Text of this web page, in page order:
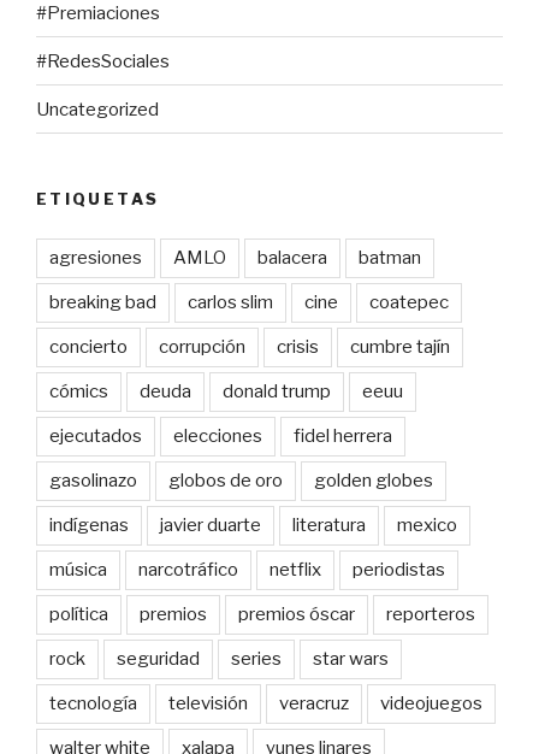
#Premiaciones
#RedesSociales
Uncategorized
ETIQUETAS
agresiones AMLO balacera batman
breaking bad carlos slim cine coatepec
concierto corrupción crisis cumbre tajín
cómics deuda donald trump eeuu
ejecutados elecciones fidel herrera
gasolinazo globos de oro golden globes
indígenas javier duarte literatura mexico
música narcotráfico netflix periodistas
política premios premios óscar reporteros
rock seguridad series star wars
tecnología televisión veracruz videojuegos
walter white xalapa yunes linares